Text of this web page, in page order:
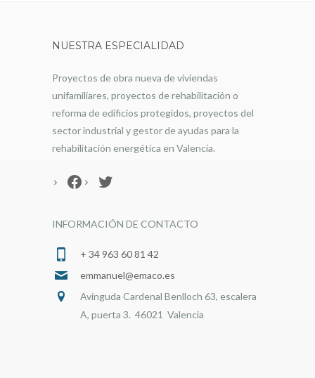
NUESTRA ESPECIALIDAD
Proyectos de obra nueva de viviendas
unifamiliares, proyectos de rehabilitación o
reforma de edificios protegidos, proyectos del
sector industrial y gestor de ayudas para la
rehabilitación energética en Valencia.
Facebook
Twitter
INFORMACIÓN DE CONTACTO
+ 34 963 60 81 42
emmanuel@emaco.es
Avinguda Cardenal Benlloch 63, escalera
A, puerta 3. 46021 Valencia